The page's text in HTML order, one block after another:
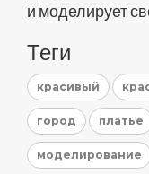
и моделирует
Теги
красивый
город платье
моделирование